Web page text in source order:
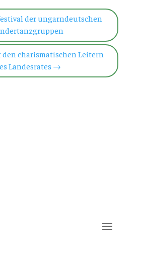
der ungarndeutschen
den charismatischen Leitern
Landesrates →